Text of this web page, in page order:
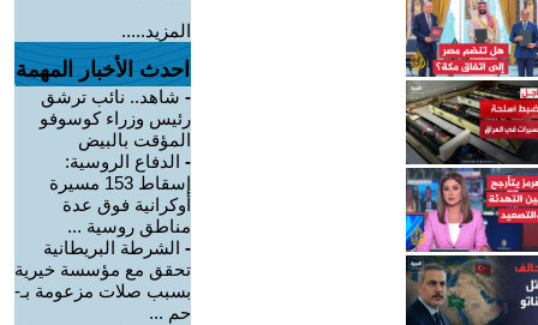
المزيد.....
احدث الأخبار المهمة
- شاهد.. نائب ترشق
رئيس وزراء كوسوفو
المؤقت بالبيض
- الدفاع الروسية:
إسقاط 153 مسيرة
أوكرانية فوق عدة
مناطق روسية ...
- الشرطة البريطانية
تحقق مع مؤسسة خيرية
بسبب صلات مزعومة بـ-
حم ...